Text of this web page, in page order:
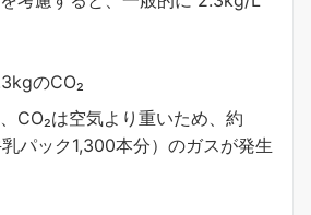
のCO₂
CO₂は空気より重いため、約
パック1,300本分）のガスが発生